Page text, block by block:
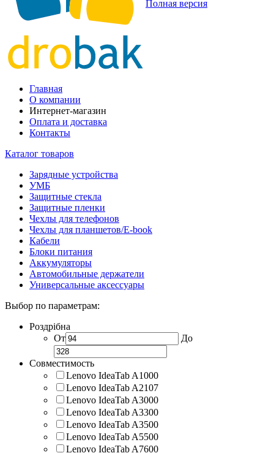
Полная версия
Главная
О компании
Интернет-магазин
Оплата и доставка
Контакты
Каталог товаров
Зарядные устройства
УМБ
Защитные стекла
Защитные пленки
Чехлы для телефонов
Чехлы для планшетов/E-book
Кабели
Блоки питания
Аккумуляторы
Автомобильные держатели
Универсальные аксессуары
Выбор по параметрам:
Роздрібна
От
До
Совместимость
Lenovo IdeaTab A1000
Lenovo IdeaTab A2107
Lenovo IdeaTab A3000
Lenovo IdeaTab A3300
Lenovo IdeaTab A3500
Lenovo IdeaTab A5500
Lenovo IdeaTab A7600